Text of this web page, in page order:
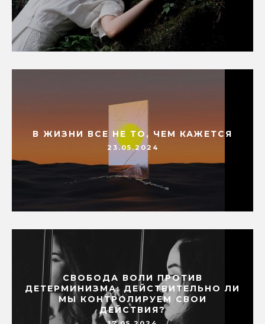
В ЖИЗНИ ВСЕ НЕ ТО, ЧЕМ КАЖЕТСЯ
23.05.2024
СВОБОДА ВОЛИ ПРОТИВ
ДЕТЕРМИНИЗМА: ДЕЙСТВИТЕЛЬНО ЛИ
МЫ КОНТРОЛИРУЕМ СВОИ
ДЕЙСТВИЯ?